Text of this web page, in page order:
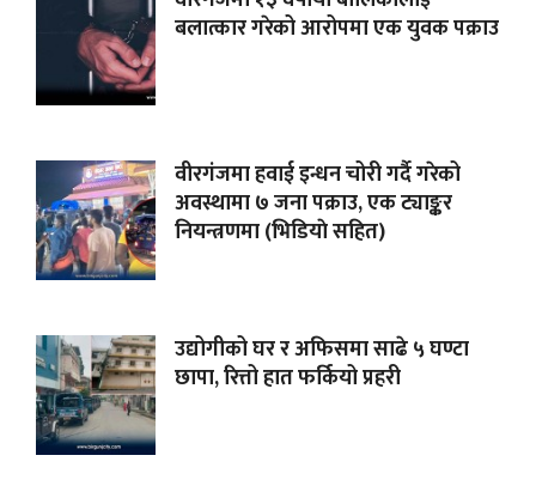
बलात्कार गरेको आरोपमा एक युवक पक्राउ
वीरगंजमा हवाई इन्धन चोरी गर्दै गरेको
अवस्थामा ७ जना पक्राउ, एक ट्याङ्कर
नियन्त्रणमा (भिडियाे सहित)
उद्योगीको घर र अफिसमा साढे ५ घण्टा
छापा, रित्तो हात फर्कियो प्रहरी